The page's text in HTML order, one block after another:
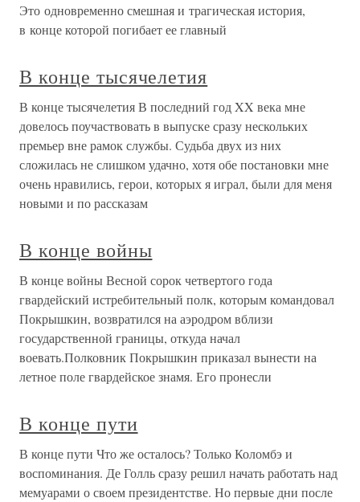
Это одновременно смешная и трагическая история,
в конце которой погибает ее главный
В конце тысячелетия
В конце тысячелетия В последний год XX века мне
довелось поучаствовать в выпуске сразу нескольких
премьер вне рамок службы. Судьба двух из них
сложилась не слишком удачно, хотя обе постановки мне
очень нравились, герои, которых я играл, были для меня
новыми и по рассказам
В конце войны
В конце войны Весной сорок четвертого года
гвардейский истребительный полк, которым командовал
Покрышкин, возвратился на аэродром вблизи
государственной границы, откуда начал
воевать.Полковник Покрышкин приказал вынести на
летное поле гвардейское знамя. Его пронесли
В конце пути
В конце пути Что же осталось? Только Коломбэ и
воспоминания. Де Голль сразу решил начать работать над
мемуарами о своем президентстве. Но первые дни после